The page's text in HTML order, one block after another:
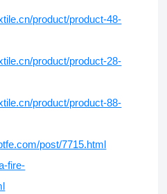
product/product-48-
product/product-28-
product/product-88-
post/7715.html
fire-